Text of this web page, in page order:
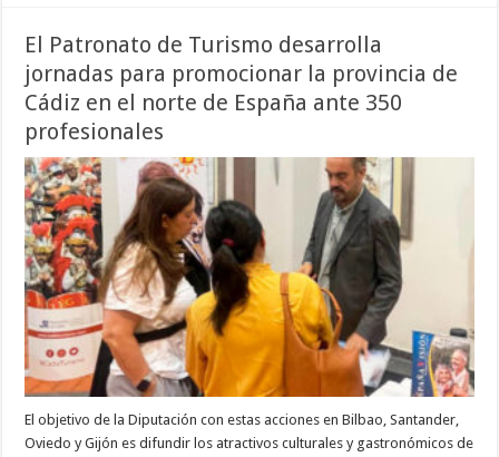
El Patronato de Turismo desarrolla
jornadas para promocionar la provincia de
Cádiz en el norte de España ante 350
profesionales
El objetivo de la Diputación con estas acciones en Bilbao, Santander,
Oviedo y Gijón es difundir los atractivos culturales y gastronómicos de